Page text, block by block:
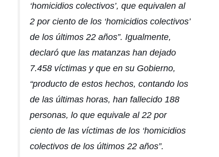
‘homicidios colectivos’, que equivalen al
2 por ciento de los ‘homicidios colectivos’
de los últimos 22 años”. Igualmente,
declaró que las matanzas han dejado
7.458 víctimas y que en su Gobierno,
“producto de estos hechos, contando los
de las últimas horas, han fallecido 188
personas, lo que equivale al 22 por
ciento de las víctimas de los ‘homicidios
colectivos de los últimos 22 años”.